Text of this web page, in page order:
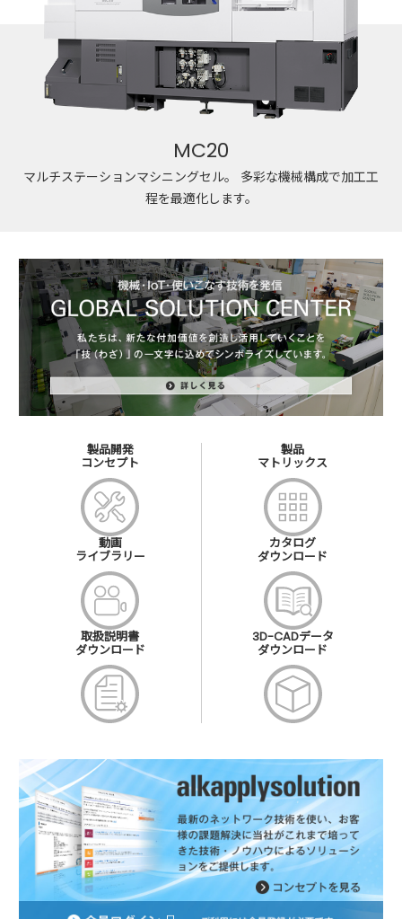
MC20
マルチステーションマシニングセル。
多彩な機械構成で加工工
程を最適化します。
製品開発
コンセプト
製品
マトリックス
動画
ライブラリー
カタログ
ダウンロード
取扱説明書
ダウンロード
3D-CADデータ
ダウンロード